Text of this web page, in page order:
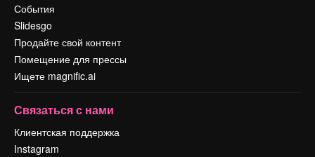
События
Slidesgo
Продайте свой контент
Помещение для прессы
Ищете magnific.ai
Связаться с нами
Клиентская поддержка
Instagram